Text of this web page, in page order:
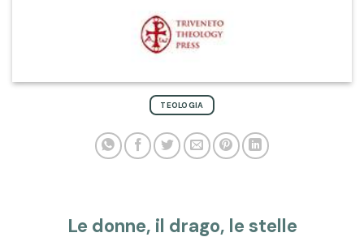
TEOLOGIA
Le donne, il drago, le stelle